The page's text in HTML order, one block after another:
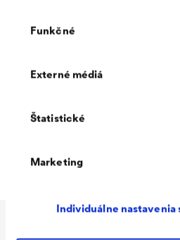
súhlasu
Funkčné
Externé médiá
Štatistické
Marketing
Individuálne nastavenia